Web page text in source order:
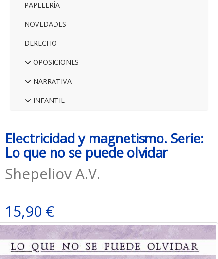
PAPELERÍA
NOVEDADES
DERECHO
OPOSICIONES
NARRATIVA
INFANTIL
Electricidad y magnetismo. Serie:
Lo que no se puede olvidar
Shepeliov A.V.
15,90 €